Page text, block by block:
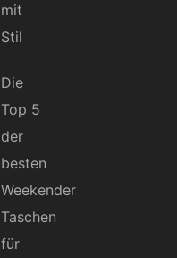
mit
Stil
Die
Top 5
der
besten
Weekender
Taschen
für